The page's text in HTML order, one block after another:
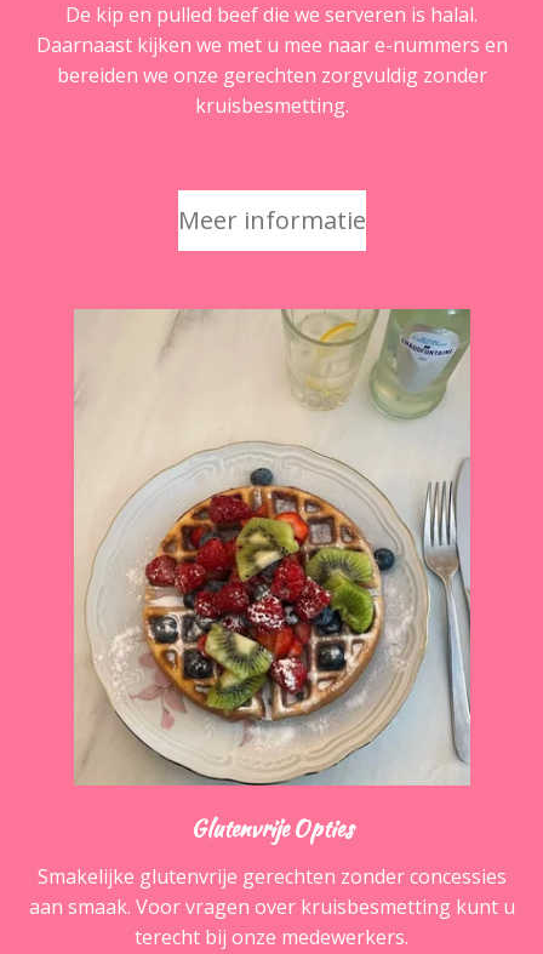
De kip en pulled beef die we serveren is halal.
Daarnaast kijken we met u mee naar e-nummers en
bereiden we onze gerechten zorgvuldig zonder
kruisbesmetting.
Meer informatie
Glutenvrije Opties
Smakelijke glutenvrije gerechten zonder concessies
aan smaak. Voor vragen over kruisbesmetting kunt u
terecht bij onze medewerkers.